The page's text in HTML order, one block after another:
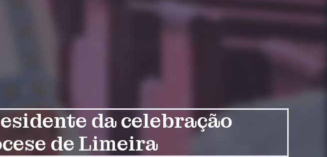
da celebração
de Limeira